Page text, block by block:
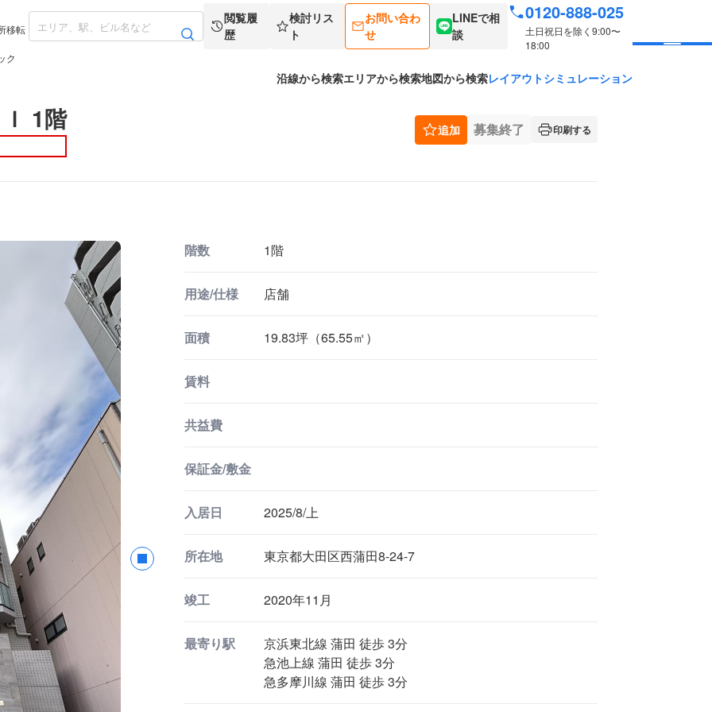
移転
ク
閲覧履
歴
検討リス
ト
お問い合わ
せ
LINEで相
談
0120-888-025
土日祝日を除く9:00〜
18:00
沿線から検索エリアから検索地図から検索レイアウトシミュレーション
1階 追加 募集終了 印刷する
階数 1階
用途/仕様 店舗
面積 19.83坪（65.55㎡）
賃料
共益費
保証金/敷金
入居日 2025/8/上
所在地 東京都大田区西蒲田8-24-7
竣工 2020年11月
最寄り駅
京浜東北線 蒲田 徒歩 3分
急池上線 蒲田 徒歩 3分
急多摩川線 蒲田 徒歩 3分